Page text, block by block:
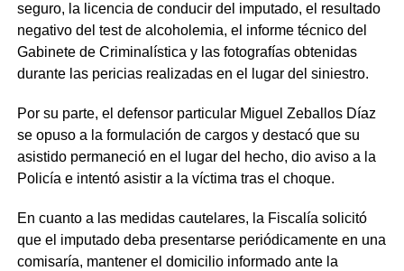
seguro, la licencia de conducir del imputado, el resultado
negativo del test de alcoholemia, el informe técnico del
Gabinete de Criminalística y las fotografías obtenidas
durante las pericias realizadas en el lugar del siniestro.
Por su parte, el defensor particular Miguel Zeballos Díaz
se opuso a la formulación de cargos y destacó que su
asistido permaneció en el lugar del hecho, dio aviso a la
Policía e intentó asistir a la víctima tras el choque.
En cuanto a las medidas cautelares, la Fiscalía solicitó
que el imputado deba presentarse periódicamente en una
comisaría, mantener el domicilio informado ante la